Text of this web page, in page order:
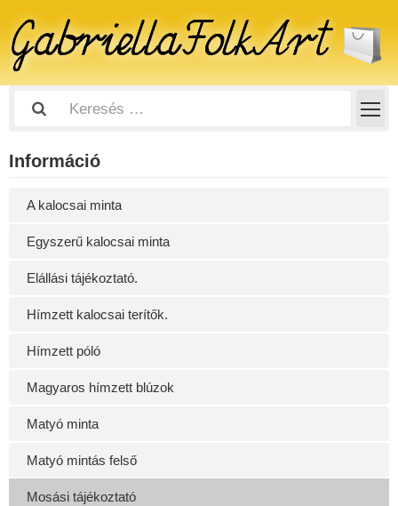
Információ
A kalocsai minta
Egyszerű kalocsai minta
Elállási tájékoztató.
Hímzett kalocsai terítők.
Hímzett póló
Magyaros hímzett blúzok
Matyó minta
Matyó mintás felső
Mosási tájékoztató